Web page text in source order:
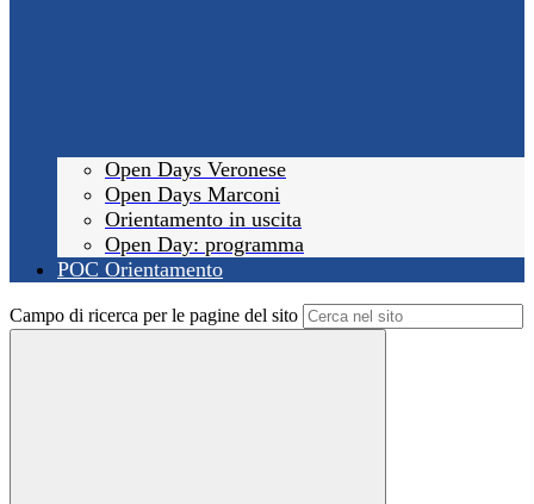
Open Days Veronese
Open Days Marconi
Orientamento in uscita
Open Day: programma
POC Orientamento
Campo di ricerca per le pagine del sito